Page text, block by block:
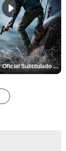
Primer Tráiler Oficial Subtitulado de 'Código: Venganza'